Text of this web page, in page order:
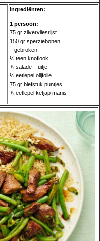
Ingrediënten:
1 persoon:
75 gr zilvervliesrijst
150 gr sperziebonen
– gebroken
½ teen knoflook
¾ salade – uitje
½ eetlepel olijfolie
75 gr biefstuk puntjes
¾ eetlepel ketjap manis